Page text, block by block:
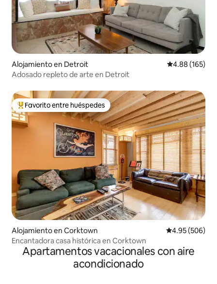
Alojamiento en Detroit Calificación
4.88 (165)
Adosado repleto de arte en Detroit
Favorito entre huéspedes preferido
Favorito entre huéspedes
Alojamiento en Corktown Calificación
4.95 (506)
Encantadora casa histórica en Corktown
Apartamentos vacacionales con aire
acondicionado